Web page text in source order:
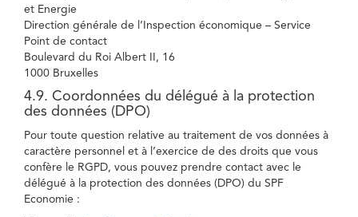
et Energie
Direction générale de l’Inspection économique – Service
Point de contact
Boulevard du Roi Albert II, 16
1000 Bruxelles
4.9. Coordonnées du délégué à la protection
des données (DPO)
Pour toute question relative au traitement de vos données à
caractère personnel et à l’exercice de des droits que vous
confère le RGPD, vous pouvez prendre contact avec le
délégué à la protection des données (DPO) du SPF
Economie :